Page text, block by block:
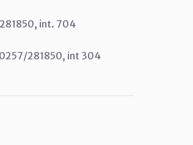
int. 704
281850, int 304